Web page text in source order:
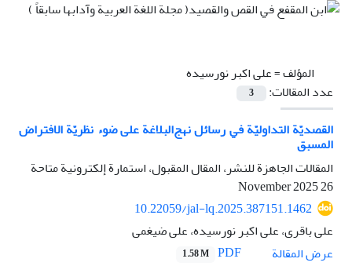
المؤلف =علی اکبر نورسیده
عدد المقالات:
3
القصديّة التداوليّة في رسائل نهج‌البلاغة على ضوء نظريّة الافتراض
المسبق
المقالات الجاهزة للنشر، المقال المقبول، استمارة إلكترونية متاحة
26 November 2025
10.22059/jal-lq.2025.387151.1462
علی باقری، علی اکبر نورسیده، علی ضیغمی
عرض المقالة
1.58 M